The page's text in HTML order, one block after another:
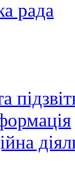
рада